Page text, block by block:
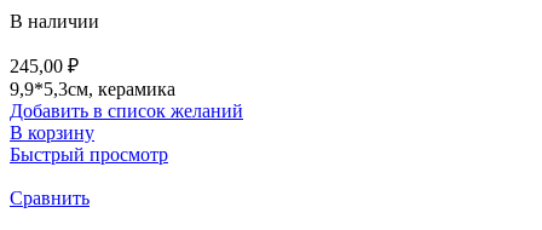
В наличии
245,00 ₽
9,9*5,3см, керамика
Добавить в список желаний
В корзину
Быстрый просмотр
Сравнить